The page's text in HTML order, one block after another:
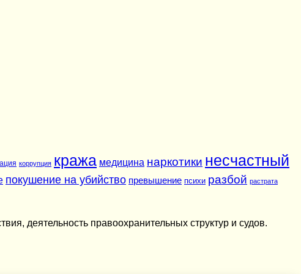
коррупция кража медицина наркотики несчастный
покушение на убийство превышение психи разбой растрата
деятельность правоохранительных структур и судов.